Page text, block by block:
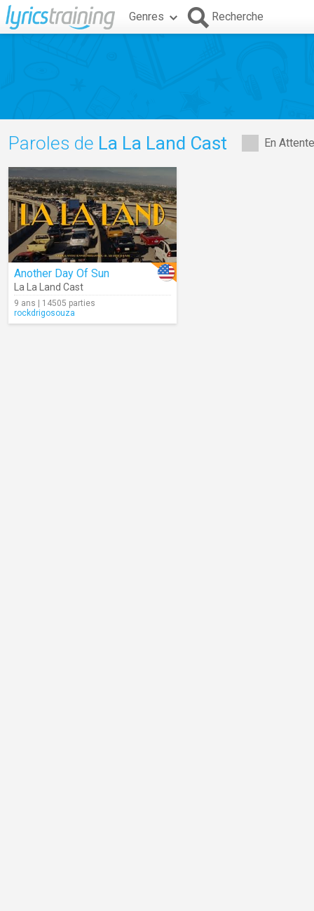
Genres Recherche
En
Paroles de La La Land Cast
Another Day Of Sun
La La Land Cast
9 ans | 14505 parties
rockdrigosouza